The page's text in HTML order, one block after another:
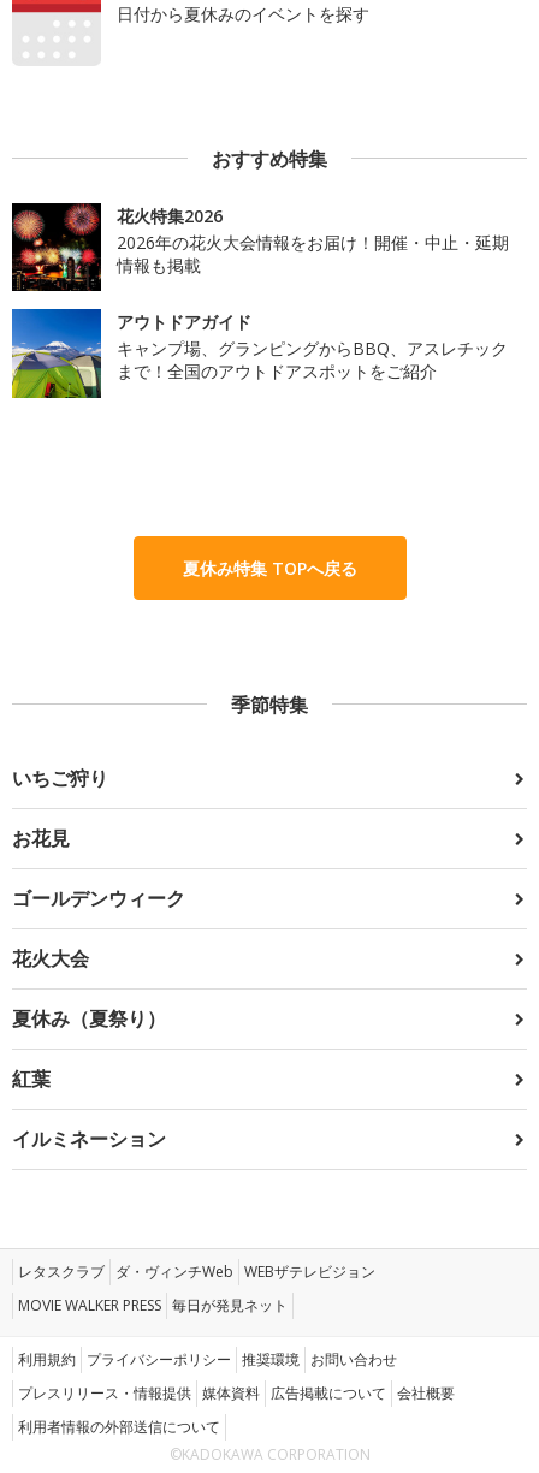
日付から夏休みのイベントを探す
おすすめ特集
花火特集2026
2026年の花火大会情報をお届け！開催・中止・延期
情報も掲載
アウトドアガイド
キャンプ場、グランピングからBBQ、アスレチック
まで！全国のアウトドアスポットをご紹介
夏休み特集 TOPへ戻る
季節特集
いちご狩り
お花見
ゴールデンウィーク
花火大会
夏休み（夏祭り）
紅葉
イルミネーション
レタスクラブ ダ・ヴィンチWeb WEBザテレビジョン
MOVIE WALKER PRESS 毎日が発見ネット
利用規約 プライバシーポリシー 推奨環境 お問い合わせ
プレスリリース・情報提供 媒体資料 広告掲載について 会社概要
利用者情報の外部送信について
©KADOKAWA CORPORATION